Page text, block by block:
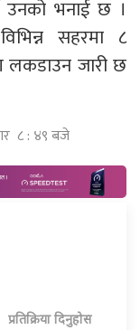
उनको भनाई छ ।
सहरमा ८
लकडाउन जारी छ
८ : ४९ बजे
प्रतिक्रिया दिनुहोस